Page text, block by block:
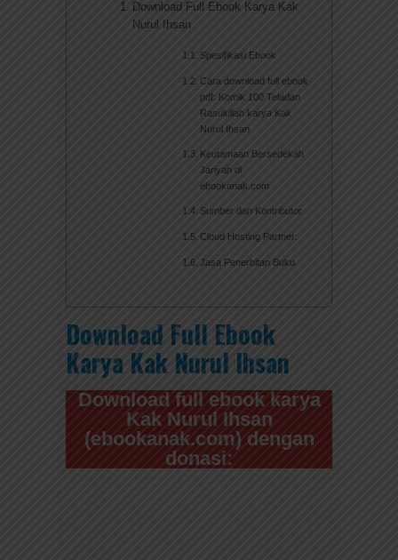
Download Full Ebook Karya Kak
Nurul Ihsan
Spesifikasi Ebook
Cara download full ebook
pdf: Komik 100 Teladan
Rasulullah karya Kak
Nurul Ihsan
Keutamaan Bersedekah
Jariyah di
ebookanak.com
Sumber dan Kontributor
Cloud Hosting Partner:
Jasa Penerbitan Buku
Download Full Ebook
Karya Kak Nurul Ihsan
Download full ebook karya
Kak Nurul Ihsan
(ebookanak.com) dengan
donasi: